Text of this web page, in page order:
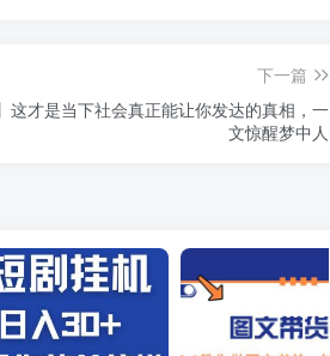
下一篇
这才是当下社会真正能让你发达的真相，一
文惊醒梦中人